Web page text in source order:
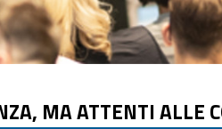
MA ATTENTI ALLE